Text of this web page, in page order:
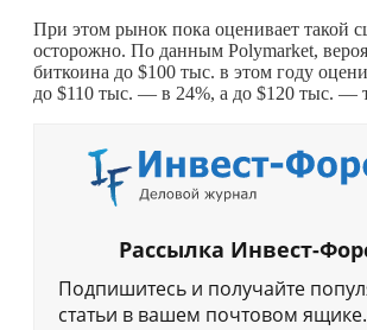
При этом рынок пока оценивает такой
осторожно. По данным Polymarket,
биткоина до $100 тыс. в этом году
до $110 тыс. — в 24%, а до $120 тыс. —
Рассылка Инвест-
Подпишитесь и получайте
статьи в вашем почтовом ящике.